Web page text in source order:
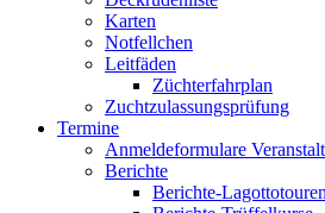
Karten
Notfellchen
Leitfäden
Züchterfahrplan
Zuchtzulassungsprüfung
Termine
Anmeldeformulare
Berichte
Berichte-Lagottotouren